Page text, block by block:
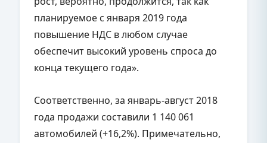
планируемое с января 2019 года
повышение НДС в любом случае
обеспечит высокий уровень спроса до
конца текущего года».
Соответственно, за январь-август 2018
года продажи составили 1 140 061
автомобилей (+16,2%). Примечательно,